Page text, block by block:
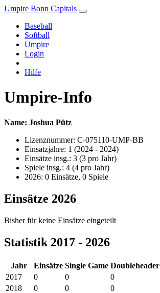
Umpire Bonn Capitals
Baseball
Softball
Umpire
Login
Hilfe
Umpire-Info
Name: Joshua Pütz
Lizenznummer: C-075110-UMP-BB
Einsatzjahre: 1 (2024 - 2024)
Einsätze insg.: 3 (3 pro Jahr)
Spiele insg.: 4 (4 pro Jahr)
2026: 0 Einsätze, 0 Spiele
Einsätze 2026
Bisher für keine Einsätze eingeteilt
Statistik 2017 - 2026
Jahr Einsätze Single Game Doubleheader
2017
0 0 0
2018
0 0 0